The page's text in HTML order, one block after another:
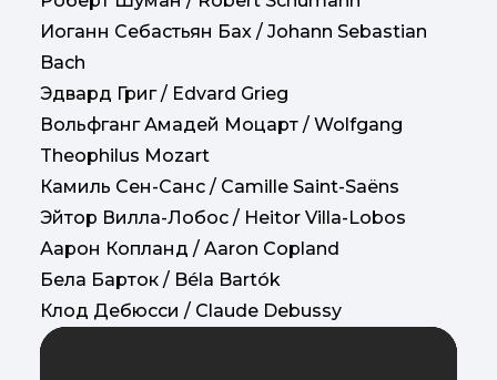
Иоганн Себастьян Бах / Johann Sebastian
Bach
Эдвард Григ / Edvard Grieg
Вольфганг Амадей Моцарт / Wolfgang
Theophilus Mozart
Камиль Сен-Санс / Camille Saint-Saëns
Эйтор Вилла-Лобос / Heitor Villa-Lobos
Аарон Копланд / Aaron Copland
Бела Барток / Béla Bartók
Клод Дебюсси / Claude Debussy